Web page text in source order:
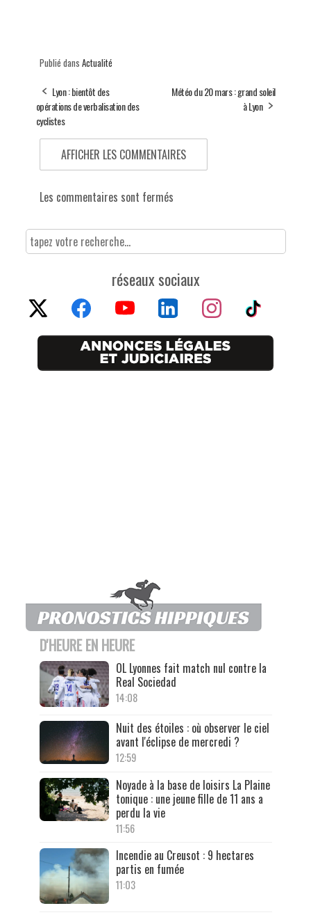
Publié dans Actualité
Lyon : bientôt des
opérations de verbalisation des
cyclistes
Météo du 20 mars : grand soleil
à Lyon
AFFICHER LES COMMENTAIRES
Les commentaires sont fermés
réseaux sociaux
D'HEURE EN HEURE
OL Lyonnes fait match nul contre la
Real Sociedad
14:08
Nuit des étoiles : où observer le ciel
avant l'éclipse de mercredi ?
12:59
Noyade à la base de loisirs La Plaine
tonique : une jeune fille de 11 ans a
perdu la vie
11:56
Incendie au Creusot : 9 hectares
partis en fumée
11:03